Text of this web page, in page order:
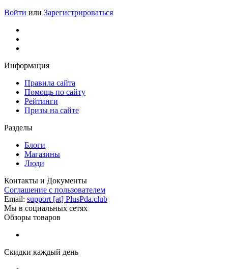
Войти или Зарегистрироваться
Информация
Правила сайта
Помощь по сайту
Рейтинги
Призы на сайте
Разделы
Блоги
Магазины
Люди
Контакты и Документы
Соглашение с пользователем
Email: support [at] PlusPda.club
Мы в социальных сетях
Обзоры товаров
Скидки каждый день